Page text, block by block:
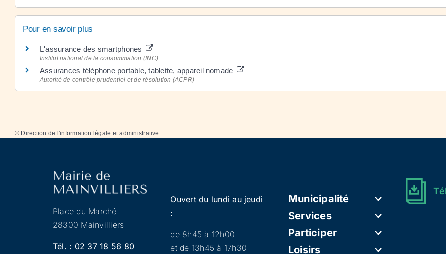
Pour en savoir plus
L'assurance des smartphones
Institut national de la consommation (INC)
Assurances téléphone portable, tablette, appareil nomade
Autorité de contrôle prudentiel et de résolution (ACPR)
© Direction de l'information légale et administrative
Place du Marché
28300 Mainvilliers
Tél. : 02 37 18 56 80
Ouvert du lundi au jeudi
:
de 8h45 à 12h00
et de 13h45 à 17h30
Municipalité
Services
Participer
Loisirs